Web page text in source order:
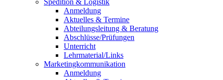
Spedition & Logistik
Anmeldung
Aktuelles & Termine
Abteilungsleitung & Beratung
Abschlüsse/Prüfungen
Unterricht
Lehrmaterial/Links
Marketingkommunikation
Anmeldung